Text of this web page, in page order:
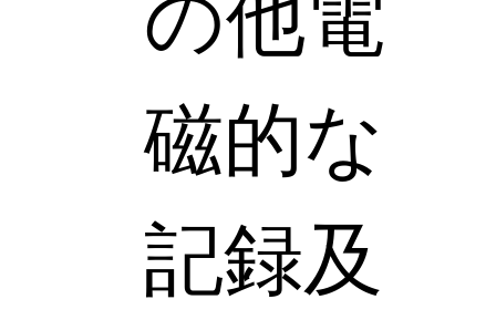
磁的な
記録及